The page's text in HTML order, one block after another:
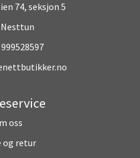
74, seksjon 5
Nesttun
oss
og retur